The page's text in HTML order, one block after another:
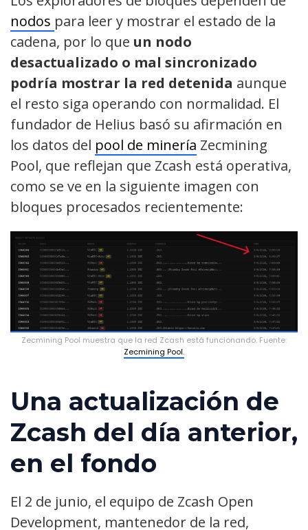
nodos para leer y mostrar el estado de la
cadena, por lo que un nodo
desactualizado o mal sincronizado
podría mostrar la red detenida aunque
el resto siga operando con normalidad. El
fundador de Helius basó su afirmación en
los datos del pool de minería Zecmining
Pool, que reflejan que Zcash está operativa,
como se ve en la siguiente imagen con
bloques procesados recientemente:
Zecmining Pool muestra que la red Zcash está funcionando. Fuente:
Zecmining Pool.
Una actualización de
Zcash del día anterior,
en el fondo
El 2 de junio, el equipo de Zcash Open
Development, mantenedor de la red,